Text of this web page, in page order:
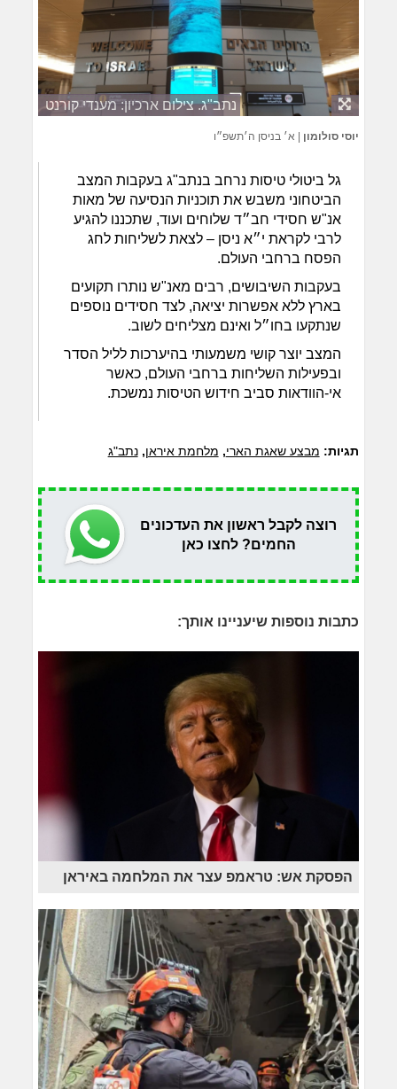
נתב"ג. צילום ארכיון: מענדי קורנט
יוסי סולומון | א׳ בניסן ה׳תשפ״ו
גל ביטולי טיסות נרחב בנתב"ג בעקבות המצב
הביטחוני משבש את תוכניות הנסיעה של מאות
אנ"ש חסידי חב״ד שלוחים ועוד, שתכננו להגיע
לרבי לקראת י״א ניסן – לצאת לשליחות לחג
הפסח ברחבי העולם.
בעקבות השיבושים, רבים מאנ"ש נותרו תקועים
בארץ ללא אפשרות יציאה, לצד חסידים נוספים
שנתקעו בחו״ל ואינם מצליחים לשוב.
המצב יוצר קושי משמעותי בהיערכות לליל הסדר
ובפעילות השליחות ברחבי העולם, כאשר
אי-הוודאות סביב חידוש הטיסות נמשכת.
תגיות: מבצע שאגת הארי, מלחמת איראן,נתב"ג
רוצה לקבל ראשון את העדכונים
החמים? לחצו כאן
כתבות נוספות שיעניינו אותך:
הפסקת אש: טראמפ עצר את המלחמה באיראן